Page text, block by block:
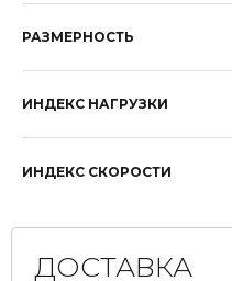
РАЗМЕРНОСТЬ
ИНДЕКС НАГРУЗКИ
ИНДЕКС СКОРОСТИ
ДОСТАВКА